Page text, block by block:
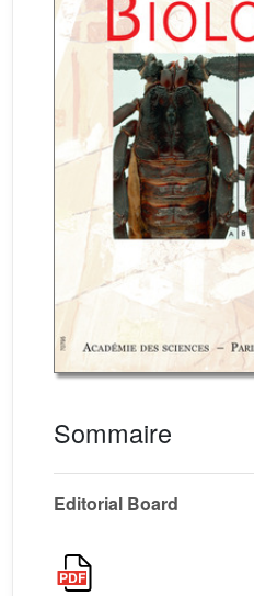
Sommaire
Editorial Board